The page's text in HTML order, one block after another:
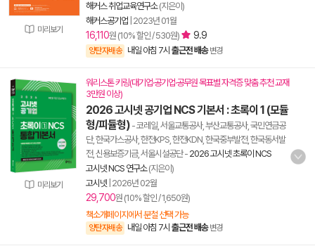
미리보기
해커스 취업교육연구소(지은이)
해커스공기업 2023년 01월
16,110원 (10% 할인 / 530원) 9.9
양탄자배송 내일 아침 7시 출근전 배송 변경
미리보기
워리스톤 키링(대기업·공기업·공무원 목표별 자격증 맞춤 추천 교재
3만원 이상)
2026 고시넷 공기업 NCS 기본서 : 초록이 1 (모듈
형/피듈형) - 코레일, 서울교통공사, 부산교통공사, 국민연금공
단, 한국가스공사, 한전KPS, 한전KDN, 한국중부발전, 한국동서발
전, 신용보증기금, 서울시설공단- 2026 고시넷 초록이 NCS
고시넷 NCS 연구소(지은이)
고시넷 2026년 02월
29,700원 (10% 할인 / 1,650원)
책소개페이지에서 분철 선택 가능
양탄자배송 내일 아침 7시 출근전 배송 변경